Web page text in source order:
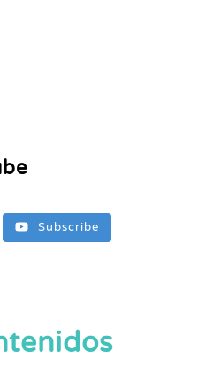
Subscribe